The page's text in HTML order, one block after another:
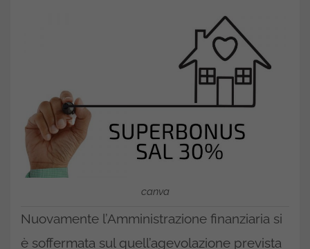
canva
Nuovamente l’Amministrazione finanziaria si
è soffermata sul quell’agevolazione prevista